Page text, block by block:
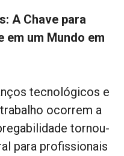
A Chave para
em um Mundo em
tecnológicos e
ocorrem a
tornou-
para profissionais